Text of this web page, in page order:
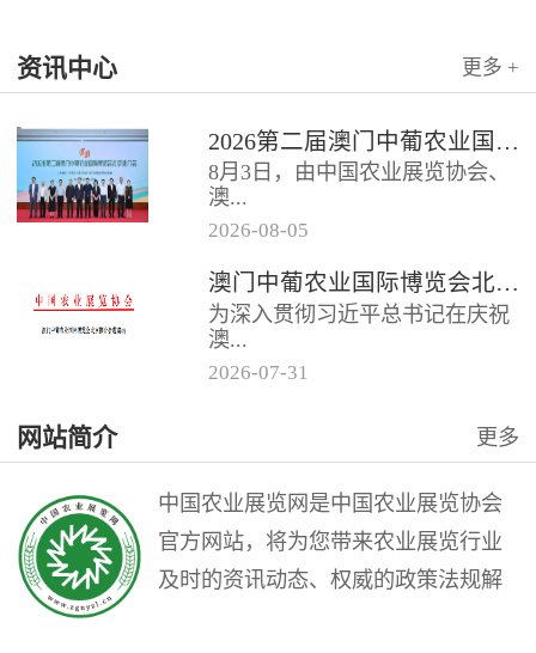
资讯中心 更多 +
2026第二届澳门中葡农业国际博览会北京推介会圆满召开
8月3日，由中国农业展览协会、
澳...
门中葡商贸促进协会共同主办的
“第二届澳门中葡农业国际博览会
北京推介会”在全国农业展览馆
召...
2026-08-05
澳门中葡农业国际博览会北京推介会邀请函
为深入贯彻习近平总书记在庆祝
澳...
讲话精神，充分发挥澳门作为中
国与葡语国家商贸合作服务平台
的优...
2026-07-31
网站简介 更多
中国农业展览网是中国农业展览协会
官方网站，将为您带来农业展览行业
及时的资讯动态、权威的政策法规解